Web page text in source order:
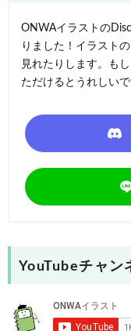
ONWAイラストの
りました！イラスト
見れたりします。も
ただけるとうれしいで
YouTubeチャン